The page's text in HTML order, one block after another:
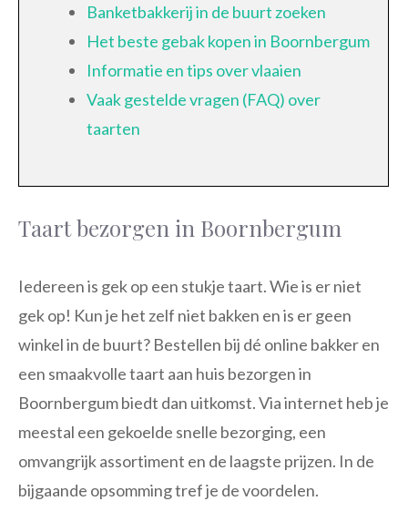
Banketbakkerij in de buurt zoeken
Het beste gebak kopen in Boornbergum
Informatie en tips over vlaaien
Vaak gestelde vragen (FAQ) over
taarten
Taart bezorgen in Boornbergum
Iedereen is gek op een stukje taart. Wie is er niet
gek op! Kun je het zelf niet bakken en is er geen
winkel in de buurt? Bestellen bij dé online bakker en
een smaakvolle taart aan huis bezorgen in
Boornbergum biedt dan uitkomst. Via internet heb je
meestal een gekoelde snelle bezorging, een
omvangrijk assortiment en de laagste prijzen. In de
bijgaande opsomming tref je de voordelen.